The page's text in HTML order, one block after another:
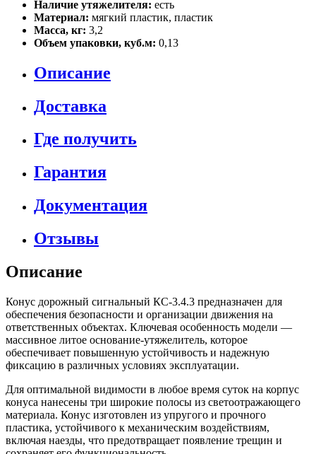
Наличие утяжелителя: есть
Материал: мягкий пластик, пластик
Масса, кг: 3,2
Объем упаковки, куб.м: 0,13
Описание
Доставка
Где получить
Гарантия
Документация
Отзывы
Описание
Конус дорожный сигнальный КС-3.4.3 предназначен для
обеспечения безопасности и организации движения на
ответственных объектах. Ключевая особенность модели —
массивное литое основание-утяжелитель, которое
обеспечивает повышенную устойчивость и надежную
фиксацию в различных условиях эксплуатации.
Для оптимальной видимости в любое время суток на корпус
конуса нанесены три широкие полосы из светоотражающего
материала. Конус изготовлен из упругого и прочного
пластика, устойчивого к механическим воздействиям,
включая наезды, что предотвращает появление трещин и